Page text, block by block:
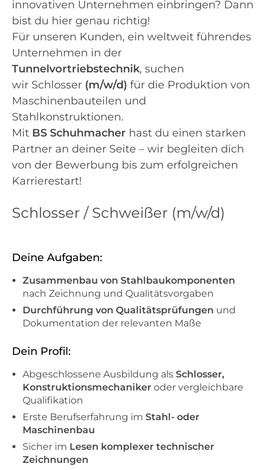
innovativen Unternehmen einbringen? Dann
bist du hier genau richtig!
Für unseren Kunden, ein weltweit führendes
Unternehmen in der
Tunnelvortriebstechnik, suchen
wir Schlosser (m/w/d) für die Produktion von
Maschinenbauteilen und
Stahlkonstruktionen.
Mit BS Schuhmacher hast du einen starken
Partner an deiner Seite – wir begleiten dich
von der Bewerbung bis zum erfolgreichen
Karrierestart!
Schlosser / Schweißer (m/w/d)
Deine Aufgaben:
Zusammenbau von Stahlbaukomponenten
nach Zeichnung und Qualitätsvorgaben
Durchführung von Qualitätsprüfungen und
Dokumentation der relevanten Maße
Dein Profil:
Abgeschlossene Ausbildung als Schlosser,
Konstruktionsmechaniker oder vergleichbare
Qualifikation
Erste Berufserfahrung im Stahl- oder
Maschinenbau
Sicher im Lesen komplexer technischer
Zeichnungen